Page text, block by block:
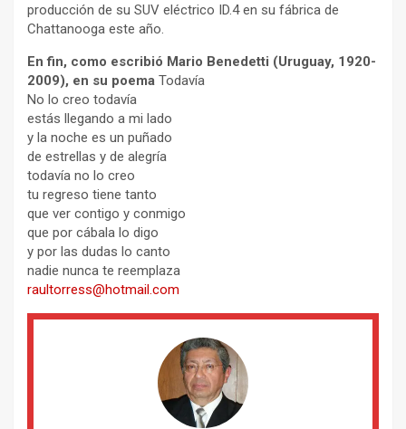
producción de su SUV eléctrico ID.4 en su fábrica de
Chattanooga este año.
En fin, como escribió Mario Benedetti (Uruguay, 1920-
2009), en su poema Todavía
No lo creo todavía
estás llegando a mi lado
y la noche es un puñado
de estrellas y de alegría
todavía no lo creo
tu regreso tiene tanto
que ver contigo y conmigo
que por cábala lo digo
y por las dudas lo canto
nadie nunca te reemplaza
raultorress@hotmail.com